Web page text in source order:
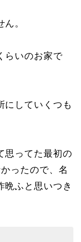
。
らいのお家で
にしていくつも
思ってた最初の
ったので、名
晩ふと思いつき